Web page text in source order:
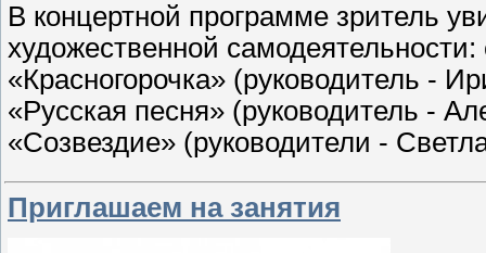
В концертной программе зритель
художественной
«Красногорочка» (руководитель -
«Русская песня» (руководитель -
«Созвездие» (руководители -
Приглашаем на занятия